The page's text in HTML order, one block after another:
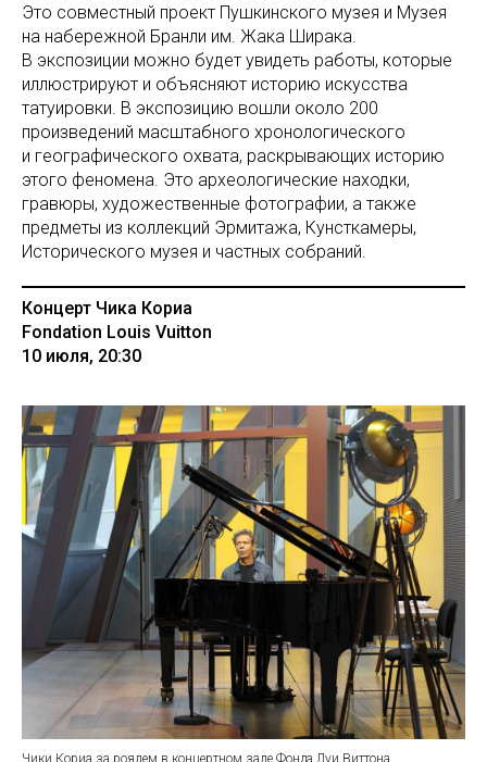
Это совместный проект Пушкинского музея и Музея
на набережной Бранли им. Жака Ширака.
В экспозиции можно будет увидеть работы, которые
иллюстрируют и объясняют историю искусства
татуировки. В экспозицию вошли около 200
произведений масштабного хронологического
и географического охвата, раскрывающих историю
этого феномена. Это археологические находки,
гравюры, художественные фотографии, а также
предметы из коллекций Эрмитажа, Кунсткамеры,
Исторического музея и частных собраний.
Концерт Чика Кориа
Fondation Louis Vuitton
10 июля, 20:30